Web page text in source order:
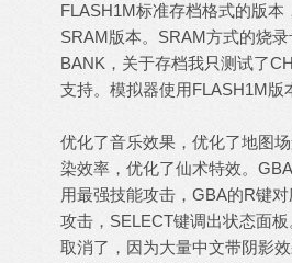
FLASH1M标准存档格式的版本
SRAM版本。SRAM方式的烧
BANK，关于存档我只测试了
支持。模拟器使用FLASH1M版
优化了音乐效果，优化了地图
染效率，优化了仙术特效。
用最强技能攻击，GBA的R键
攻击，SELECT键调出状态面
取消了，因为大量中文带阴影